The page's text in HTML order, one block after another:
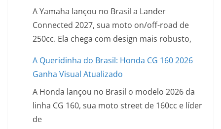
A Yamaha lançou no Brasil a Lander
Connected 2027, sua moto on/off-road de
250cc. Ela chega com design mais robusto,
A Queridinha do Brasil: Honda CG 160 2026
Ganha Visual Atualizado
A Honda lançou no Brasil o modelo 2026 da
linha CG 160, sua moto street de 160cc e líder
de